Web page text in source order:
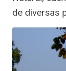
de diversas